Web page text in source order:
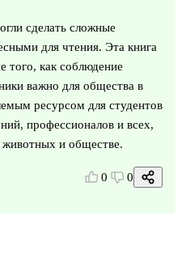
сделать сложные
для чтения. Эта книга
того, как соблюдение
важно для общества в
ресурсом для студентов
профессионалов и всех,
животных и обществе.
0 0